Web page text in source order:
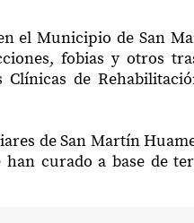
el Municipio de San
fobias y otros
de
de San Martín
curado a base de